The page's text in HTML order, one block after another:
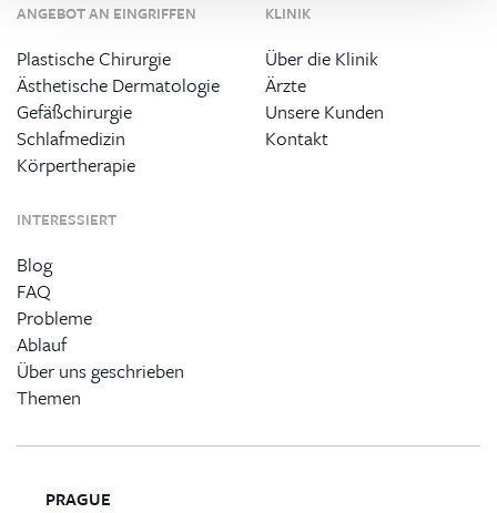
ANGEBOT AN EINGRIFFEN
Plastische Chirurgie
Ästhetische Dermatologie
Gefäßchirurgie
Schlafmedizin
Körpertherapie
KLINIK
Über die Klinik
Ärzte
Unsere Kunden
Kontakt
INTERESSIERT
Blog
FAQ
Probleme
Ablauf
Über uns geschrieben
Themen
PRAGUE